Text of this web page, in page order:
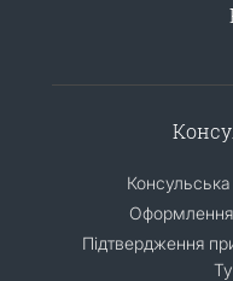
Оформлення
Підтвердження